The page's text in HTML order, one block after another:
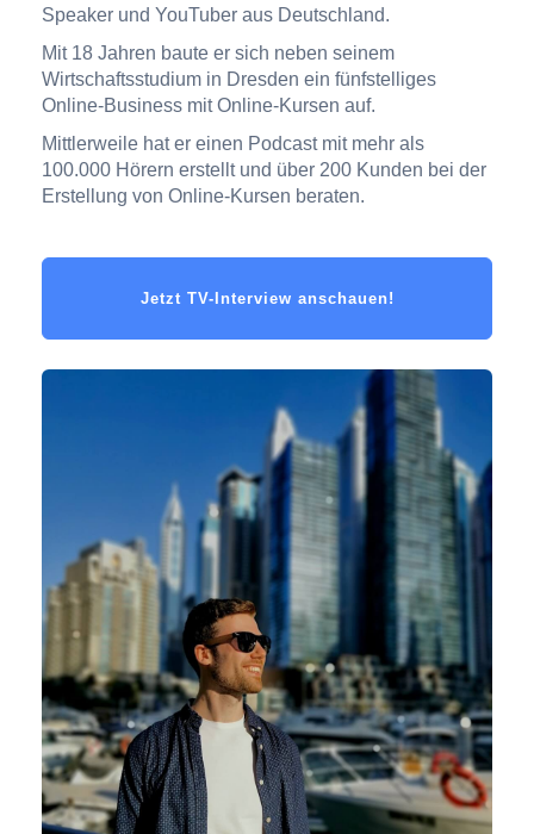
Speaker und YouTuber aus Deutschland.
Mit 18 Jahren baute er sich neben seinem
Wirtschaftsstudium in Dresden ein fünfstelliges
Online-Business mit Online-Kursen auf.
Mittlerweile hat er einen Podcast mit mehr als
100.000 Hörern erstellt und über 200 Kunden bei der
Erstellung von Online-Kursen beraten.
Jetzt TV-Interview anschauen!